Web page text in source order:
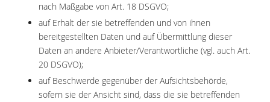
nach Maßgabe von Art. 18 DSGVO;
auf Erhalt der sie betreffenden und von ihnen
bereitgestellten Daten und auf Übermittlung dieser
Daten an andere Anbieter/Verantwortliche (vgl. auch Art.
20 DSGVO);
auf Beschwerde gegenüber der Aufsichtsbehörde,
sofern sie der Ansicht sind, dass die sie betreffenden